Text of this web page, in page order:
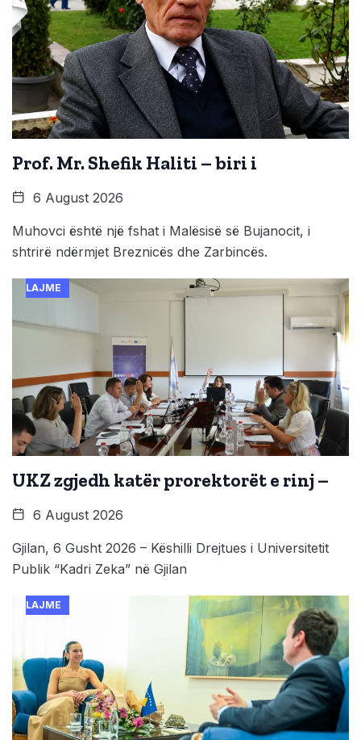
Prof. Mr. Shefik Haliti – biri i
6 August 2026
Muhovci është një fshat i Malësisë së Bujanocit, i
shtrirë ndërmjet Breznicës dhe Zarbincës.
LAJME
UKZ zgjedh katër prorektorët e rinj –
6 August 2026
Gjilan, 6 Gusht 2026 – Këshilli Drejtues i Universitetit
Publik “Kadri Zeka” në Gjilan
LAJME